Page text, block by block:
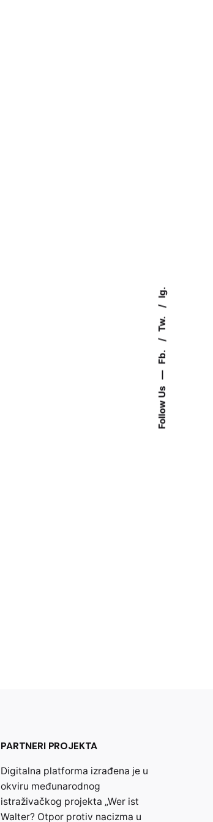
Follow Us
Fb.
Tw.
Ig.
PARTNERI PROJEKTA
Digitalna platforma izrađena je u
okviru međunarodnog
istraživačkog projekta „Wer ist
Walter? Otpor protiv nacizma u